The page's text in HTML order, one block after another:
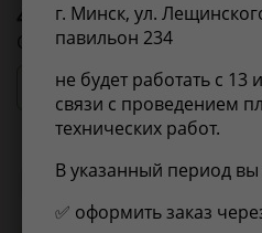
4UAN170033
СВЕЧА НАКАЛИВАНИЯ
Посмотреть
Применимость Отзывы
г. Минск, ул.
павильон 234
не будет работать с 13
связи с проведением
технических работ.
В указанный период
✅ оформить заказ